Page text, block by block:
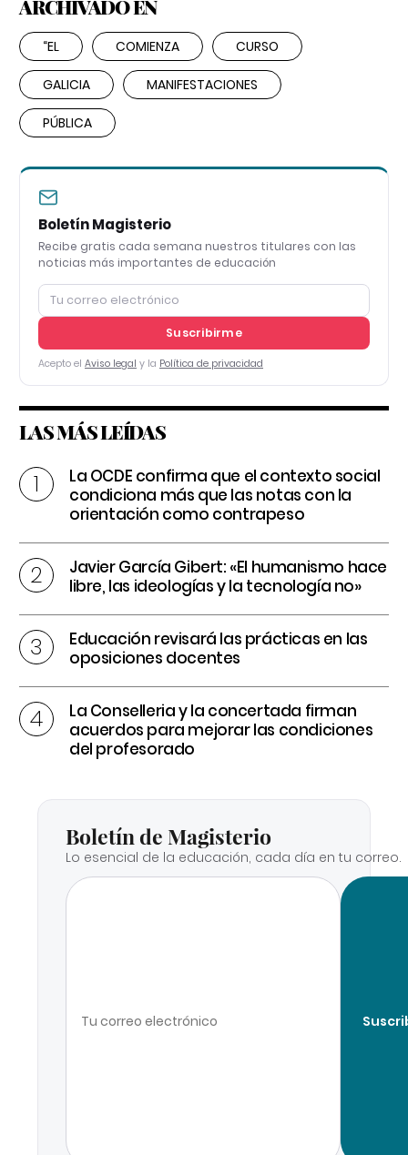
ARCHIVADO EN
“EL COMIENZA CURSO
GALICIA MANIFESTACIONES
PÚBLICA
Boletín Magisterio
Recibe gratis cada semana nuestros titulares con las
noticias más importantes de educación
Suscribirme
Acepto el Aviso legal y la Política de privacidad
LAS MÁS LEÍDAS
La OCDE confirma que el contexto social
condiciona más que las notas con la
orientación como contrapeso
Javier García Gibert: «El humanismo hace
libre, las ideologías y la tecnología no»
Educación revisará las prácticas en las
oposiciones docentes
La Conselleria y la concertada firman
acuerdos para mejorar las condiciones
del profesorado
Boletín de Magisterio
Lo esencial de la educación, cada día en tu correo.